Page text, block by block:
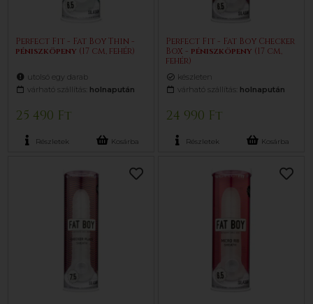
Perfect Fit - Fat Boy Thin -
péniszköpeny (17 cm, fehér)
utolsó egy darab
várható szállítás: holnapután
25 490 Ft
Részletek Kosárba
Perfect Fit - Fat Boy Checker
Box - péniszköpeny (17 cm,
fehér)
készleten
várható szállítás: holnapután
24 990 Ft
Részletek Kosárba